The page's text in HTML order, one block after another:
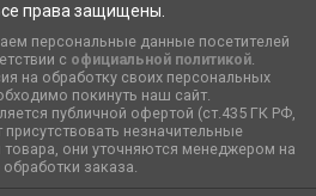
права защищены.
персональные данные посетителей
с официальной политикой.
на обработку своих персональных
покинуть наш сайт.
публичной офертой (ст.435 ГК РФ,
незначительные
они уточняются менеджером на
обработки заказа.